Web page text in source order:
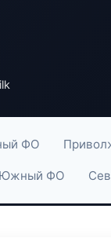
ФО
Южный ФО